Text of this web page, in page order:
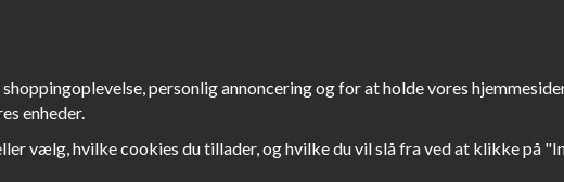
personlig annoncering og for at holde vores
enheder.
vælg, hvilke cookies du tillader, og hvilke du vil slå fra ved at klikke på